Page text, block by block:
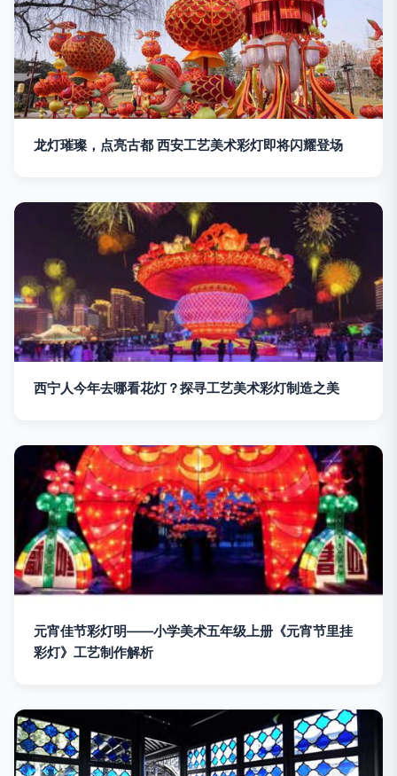
龙灯璀璨，点亮古都 西安工艺美术彩灯即将闪耀登场
西宁人今年去哪看花灯？探寻工艺美术彩灯制造之美
元宵佳节彩灯明——小学美术五年级上册《元宵节里挂
彩灯》工艺制作解析